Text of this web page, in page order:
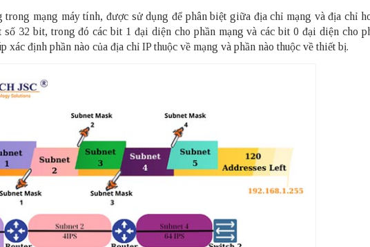
trong mạng máy tính, được sử dụng để phân biệt giữa địa chỉ mạng và địa chỉ
số 32 bit, trong đó các bit 1 đại diện cho phần mạng và các bit 0 đại diện cho
định phần nào của địa chỉ IP thuộc về mạng và phần nào thuộc về thiết bị.